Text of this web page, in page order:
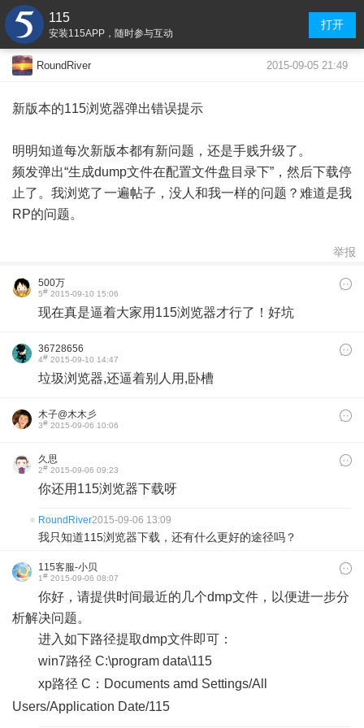
115
安装115APP，随时参与互动
打开
RoundRiver 2015-09-05 21:49
新版本的115浏览器弹出错误提示
明明知道每次新版本都有新问题，还是手贱升级了。
频发弹出“生成dump文件在配置文件盘目录下”，然后下载停
止了。我浏览了一遍帖子，没人和我一样的问题？难道是我
RP的问题。
举报
500万
5# 2015-09-10 15:06
现在真是逼着大家用115浏览器才行了！好坑
36728656
4# 2015-09-10 14:47
垃圾浏览器,还逼着别人用,卧槽
木子@木木彡
3# 2015-09-06 10:06
久思
2# 2015-09-06 09:23
你还用115浏览器下载呀
RoundRiver2015-09-06 13:09
我只知道115浏览器下载，还有什么更好的途径吗？
115客服-小贝
1# 2015-09-06 08:07
你好，请提供时间最近的几个dmp文件，以便进一步分
析解决问题。
进入如下路径提取dmp文件即可：
win7路径 C:\program data\115
xp路径 C：Documents amd Settings/All
Users/Application Date/115